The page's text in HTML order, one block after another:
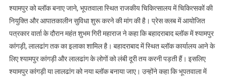
नियुक्ति
और
सुविधा
करने
श्यामपुर को ब्लॉक बनाए जाने, भूपतवाला स्थित राजकीय चिकित्सालय में चिकित्सकों की
नियुक्ति और आपातकालीन सुविधा शुरू करने की मांग की है। प्रेस क्लब में आयोजित
पत्रकार वार्ता के दौरान महंत शुभम गिरी महाराज ने कहा कि बहादराबाद ब्लॉक में श्यामपुर
कांगड़ी, लालढांग तक का इलाका शामिल है। बहादराबाद में स्थित ब्लॉक कार्यालय आने के
लिए श्यामपुर कांगड़ी और लालढांग के लोगों को लंबी दूरी तय करनी पड़ती हैं। इसलिए
श्यामपुर कांगड़ी या लालढांग को नया ब्लॉक बनाया जाए। उन्होंने कहा कि भूपतवाला में